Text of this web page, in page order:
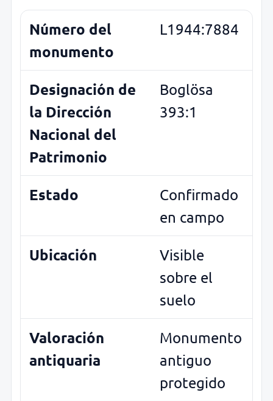
Número del
monumento
L1944:7884
Designación de
la Dirección
Nacional del
Patrimonio
Boglösa
393:1
Estado
Confirmado
en campo
Ubicación
Visible
sobre el
suelo
Valoración
antiquaria
Monumento
antiguo
protegido